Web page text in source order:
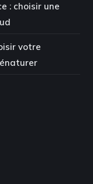
: choisir une
votre